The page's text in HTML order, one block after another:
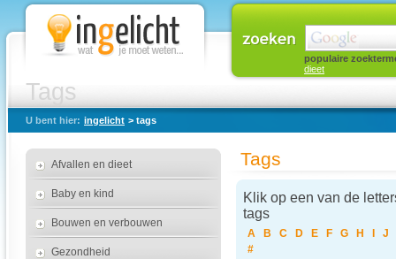
Tags
populaire
dieet
U bent hier: ingelicht > tags
Afvallen en dieet
Baby en kind
Bouwen en verbouwen
Gezondheid
Tags
Klik op een van de
tags
A B C D E F G H
J
#